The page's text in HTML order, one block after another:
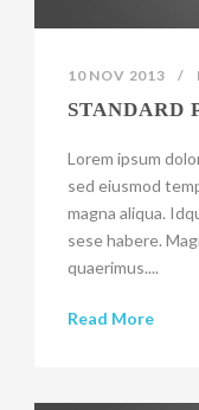
10 NOV 2013 /
STANDARD
Lorem ipsum
sed eiusmod
magna aliqua.
sese habere.
quaerimus....
Read More